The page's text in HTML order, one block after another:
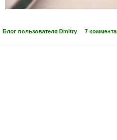
Блог пользователя Dmitry 7